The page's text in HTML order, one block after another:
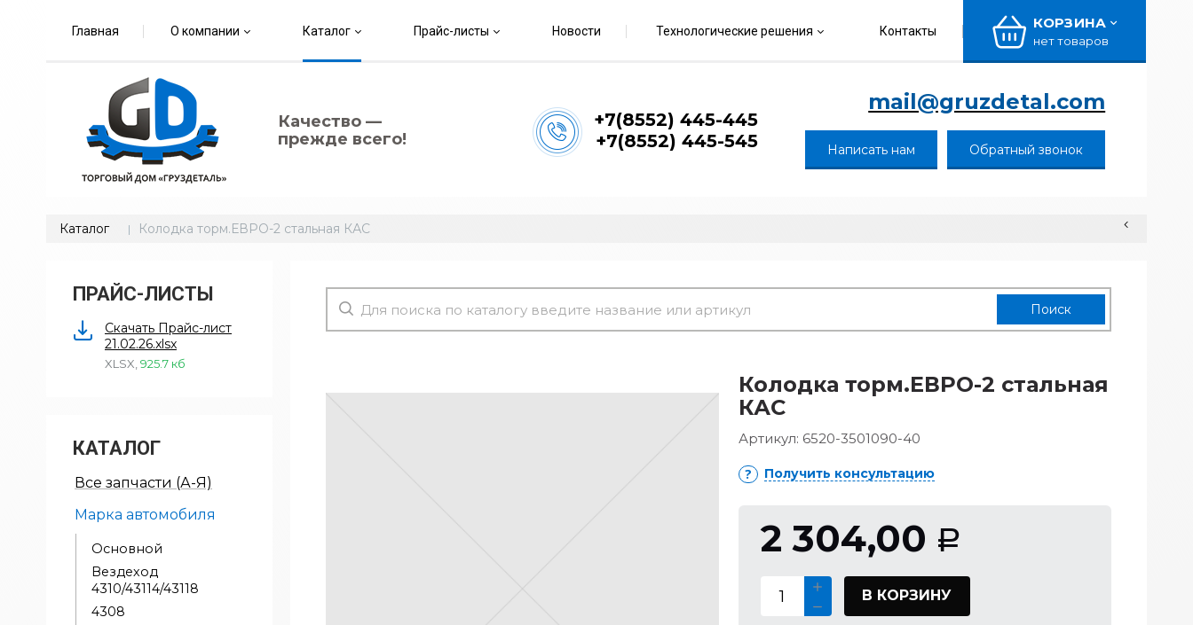
Главная О компании Каталог Прайс-листы Новости Технологические решения Контакты КОРЗИНА
нет товаров
Качество —
прежде всего!
+7(8552) 445-445
+7(8552) 445-545
mail@gruzdetal.com
Написать нам Обратный звонок
Каталог Колодка торм.ЕВРО-2 стальная КАС
ПРАЙС-ЛИСТЫ
Скачать Прайс-лист
21.02.26.xlsx
XLSX 925.7 кб
КАТАЛОГ
Все запчасти (А-Я)
Марка автомобиля
Основной
Вездеход
4310/43114/43118
4308
Колодка торм.ЕВРО-2 стальная
КАС
Артикул: 6520-3501090-40
Получить консультацию
2 304,00 Р
В КОРЗИНУ